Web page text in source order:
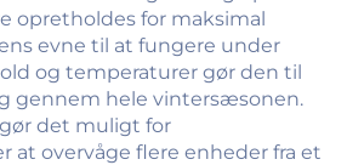
opretholdes for maksimal
evne til at fungere under
og temperaturer gør den til
gennem hele vintersæsonen.
det muligt for
at overvåge flere enheder fra et